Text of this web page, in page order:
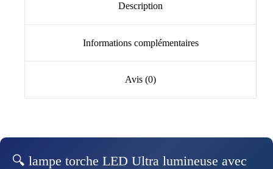
Description
Informations complémentaires
Avis (0)
🔍 lampe torche LED Ultra lumineuse avec